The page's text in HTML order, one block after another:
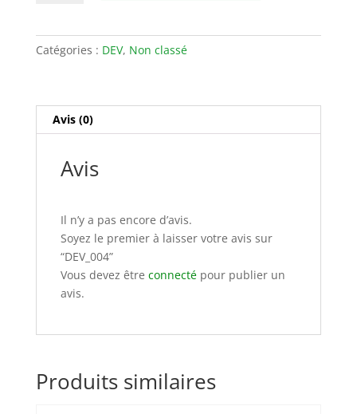
Catégories : DEV, Non classé
Avis (0)
Avis
Il n’y a pas encore d’avis.
Soyez le premier à laisser votre avis sur
“DEV_004”
Vous devez être connectépour publier un
avis.
Produits similaires